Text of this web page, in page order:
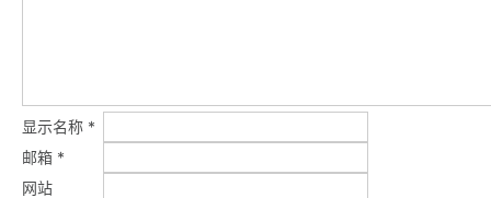
显示名称 *
邮箱 *
网站